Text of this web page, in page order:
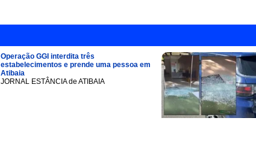
Operação GGI interdita três
estabelecimentos e prende uma pessoa em
Atibaia
JORNAL ESTÂNCIA de ATIBAIA